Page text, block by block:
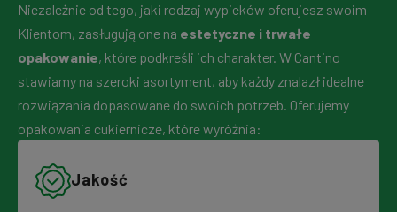
Niezależnie od tego, jaki rodzaj wypieków oferujesz swoim
Klientom, zasługują one na estetyczne i trwałe
opakowanie, które podkreśli ich charakter. W Cantino
stawiamy na szeroki asortyment, aby każdy znalazł idealne
rozwiązania dopasowane do swoich potrzeb. Oferujemy
opakowania cukiernicze, które wyróżnia:
Jakość